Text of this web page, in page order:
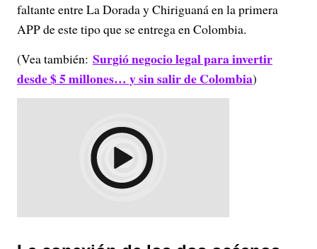
faltante entre La Dorada y Chiriguaná en la primera
APP de este tipo que se entrega en Colombia.
(Vea también: Surgió negocio legal para invertir
desde $ 5 millones… y sin salir de Colombia)